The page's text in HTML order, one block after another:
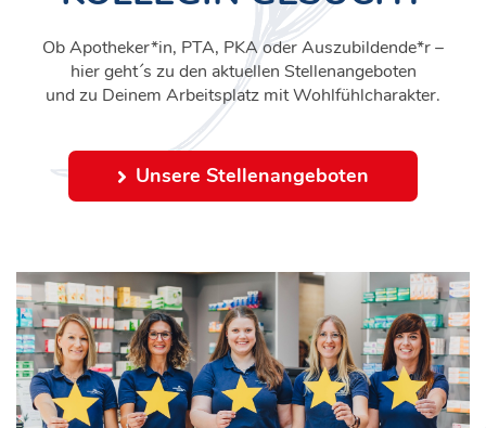
Ob Apotheker*in, PTA, PKA oder Auszubildende*r –
hier geht´s zu den aktuellen Stellenangeboten
und zu Deinem Arbeitsplatz mit Wohlfühlcharakter.
Unsere Stellenangeboten